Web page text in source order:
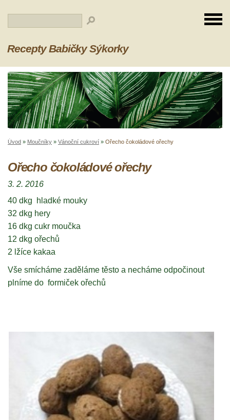
Recepty Babičky Sýkorky
Úvod » Moučníky » Vánoční cukroví » Ořecho čokoládové ořechy
Ořecho čokoládové ořechy
3. 2. 2016
40 dkg hladké mouky
32 dkg hery
16 dkg cukr moučka
12 dkg ořechů
2 lžíce kakaa
Vše smícháme zaděláme těsto a necháme odpočinout
plníme do formiček ořechů